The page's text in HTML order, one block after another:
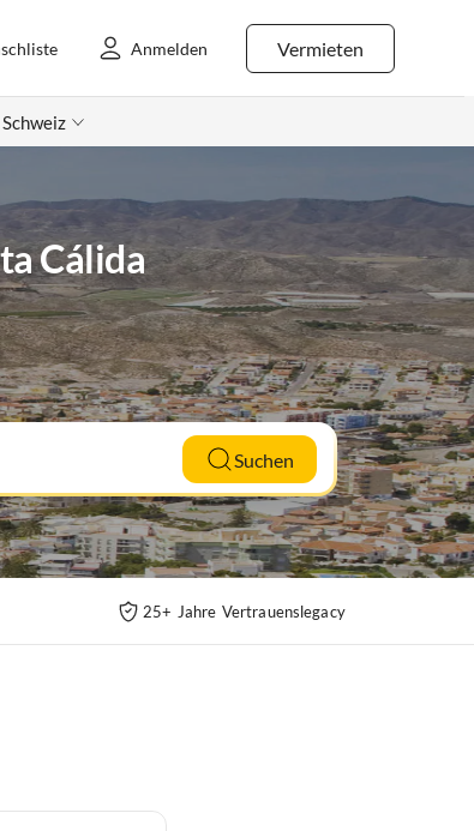
Vermieten
Anmelden
Schweiz
Cálida
Suchen
25+ Jahre Vertrauenslegacy